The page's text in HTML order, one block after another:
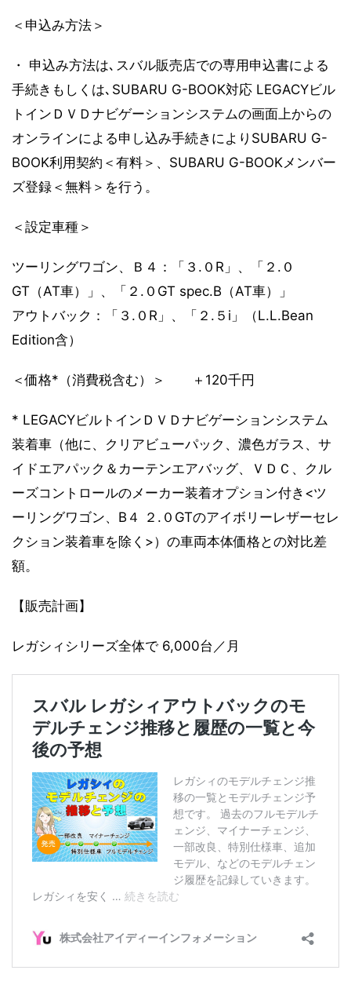
＜申込み方法＞
・ 申込み方法は､スバル販売店での専用申込書による
手続きもしくは､SUBARU G-BOOK対応 LEGACYビル
トインＤＶＤナビゲーションシステムの画面上からの
オンラインによる申し込み手続きによりSUBARU G-
BOOK利用契約＜有料＞、SUBARU G-BOOKメンバー
ズ登録＜無料＞を行う。
＜設定車種＞
ツーリングワゴン、Ｂ４：「３.０R」、「２.０
GT（AT車）」、「２.０GT spec.B（AT車）」
アウトバック：「３.０R」、「２.５i」（L.L.Bean
Edition含）
＜価格*（消費税含む）＞ ＋120千円
* LEGACYビルトインＤＶＤナビゲーションシステム
装着車（他に、クリアビューパック、濃色ガラス、サ
イドエアパック＆カーテンエアバッグ、ＶＤＣ、クル
ーズコントロールのメーカー装着オプション付き<ツ
ーリングワゴン、B４ ２.０GTのアイボリーレザーセレ
クション装着車を除く>）の車両本体価格との対比差
額。
【販売計画】
レガシィシリーズ全体で 6,000台／月